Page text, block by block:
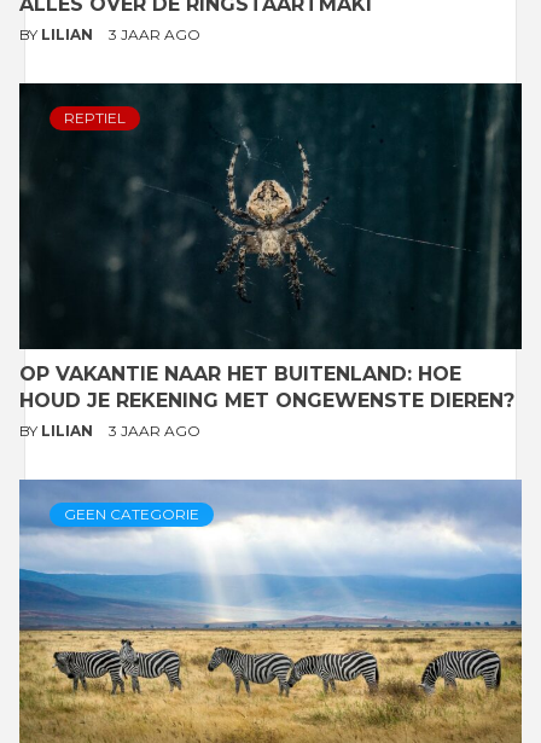
BY LILIAN 3 JAAR AGO
REPTIEL
OP VAKANTIE NAAR HET BUITENLAND: HOE
HOUD JE REKENING MET ONGEWENSTE DIEREN?
BY LILIAN 3 JAAR AGO
GEEN CATEGORIE